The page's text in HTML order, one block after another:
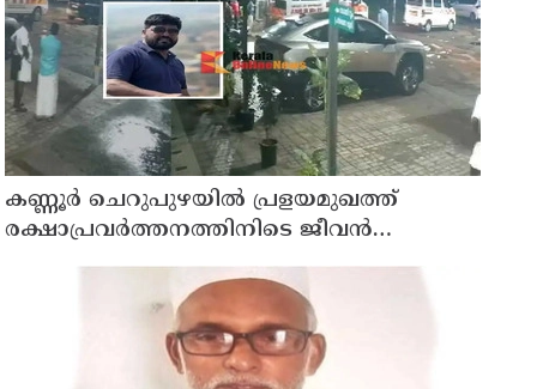
കണ്ണൂർ ചെറുപുഴയിൽ പ്രളയമുഖത്ത്
രക്ഷാപ്രവർത്തനത്തിനിടെ ജീവൻ
നഷ്ടപ്പെട്ട ആർ. രാജേഷിൻ്റെ ഭൗതിക
ശരീരത്തോട് അനാദരവ് കാണിച്ചതായി